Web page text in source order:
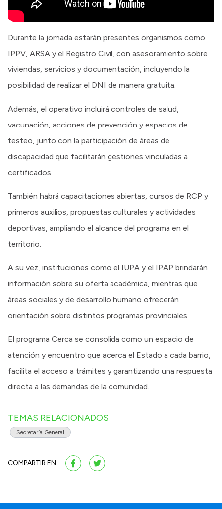
Durante la jornada estarán presentes organismos como
IPPV, ARSA y el Registro Civil, con asesoramiento sobre
viviendas, servicios y documentación, incluyendo la
posibilidad de realizar el DNI de manera gratuita.
Además, el operativo incluirá controles de salud,
vacunación, acciones de prevención y espacios de
testeo, junto con la participación de áreas de
discapacidad que facilitarán gestiones vinculadas a
certificados.
También habrá capacitaciones abiertas, cursos de RCP y
primeros auxilios, propuestas culturales y actividades
deportivas, ampliando el alcance del programa en el
territorio.
A su vez, instituciones como el IUPA y el IPAP brindarán
información sobre su oferta académica, mientras que
áreas sociales y de desarrollo humano ofrecerán
orientación sobre distintos programas provinciales.
El programa Cerca se consolida como un espacio de
atención y encuentro que acerca el Estado a cada barrio,
facilita el acceso a trámites y garantizando una respuesta
directa a las demandas de la comunidad.
TEMAS RELACIONADOS
Secretaría General
COMPARTIR EN: